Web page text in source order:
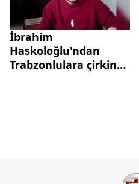
İbrahim
Haskoloğlu'ndan
Trabzonlulara çirkin